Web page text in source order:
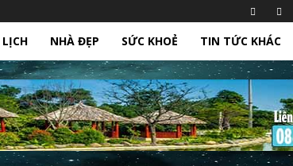
LỊCH NHÀ ĐẸP SỨC KHOẺ TIN TỨC KHÁC